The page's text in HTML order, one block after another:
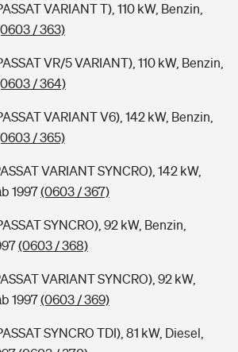
VARIANT T), 110 kW, Benzin,
/ 363)
VR/5 VARIANT), 110 kW, Benzin,
/ 364)
VARIANT V6), 142 kW, Benzin,
/ 365)
VARIANT SYNCRO), 142 kW,
1997(0603 / 367)
SYNCRO), 92 kW, Benzin,
(0603 / 368)
VARIANT SYNCRO), 92 kW,
1997(0603 / 369)
SYNCRO TDI), 81 kW, Diesel,